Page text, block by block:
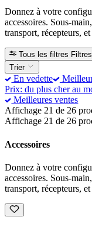
Donnez à votre
accessoires. Sous-
transport, récepteurs,
Tous les filtres Filtres
Trier
En vedette
Prix: du plus cher au
Meilleures ventes
Affichage 21 de 26
Affichage 21 de 26
Accessoires
Donnez à votre
accessoires. Sous-
transport, récepteurs,